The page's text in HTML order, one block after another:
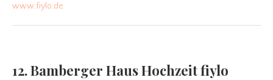
www.fiylo.de
12. Bamberger Haus Hochzeit fiylo